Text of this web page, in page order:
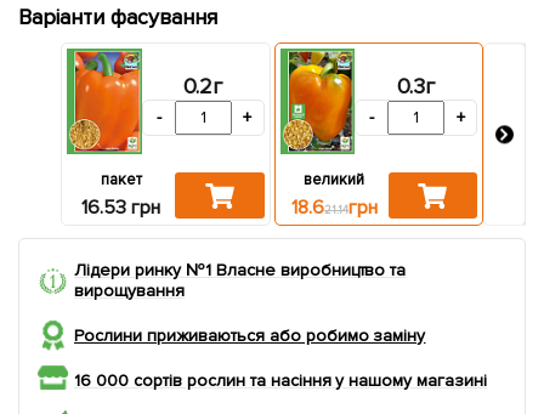
Варіанти фасування
0.2г
- +
пакет
16.53 грн
0.3г
- +
великий
18.621.14грн
Лідери ринку №1 Власне виробництво та
вирощування
Рослини приживаються або робимо заміну
16 000 сортів рослин та насіння у нашому магазині